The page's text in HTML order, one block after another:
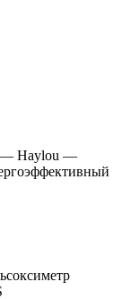
— Haylou —